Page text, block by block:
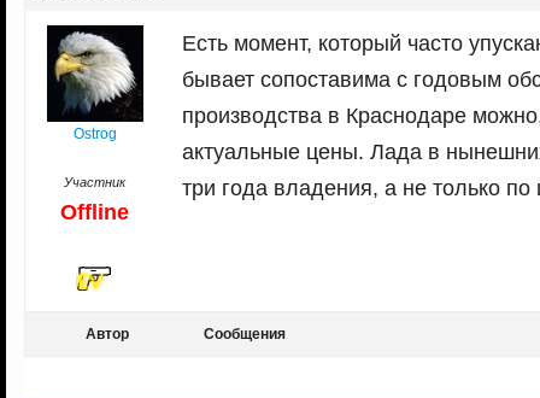
Ostrog
Участник
Offline
Есть момент, который часто
бывает сопоставима с годовым
производства в Краснодаре
актуальные цены. Лада в
три года владения, а не только по
Автор Сообщения